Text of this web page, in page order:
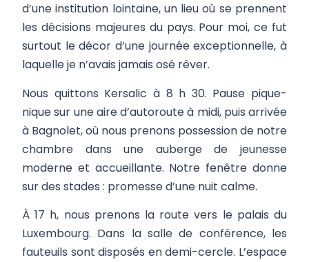
d’une institution lointaine, un lieu où se prennent
les décisions majeures du pays. Pour moi, ce fut
surtout le décor d’une journée exceptionnelle, à
laquelle je n’avais jamais osé rêver.
Nous quittons Kersalic à 8 h 30. Pause pique-
nique sur une aire d’autoroute à midi, puis arrivée
à Bagnolet, où nous prenons possession de notre
chambre dans une auberge de jeunesse
moderne et accueillante. Notre fenêtre donne
sur des stades : promesse d’une nuit calme.
À 17 h, nous prenons la route vers le palais du
Luxembourg. Dans la salle de conférence, les
fauteuils sont disposés en demi-cercle. L’espace